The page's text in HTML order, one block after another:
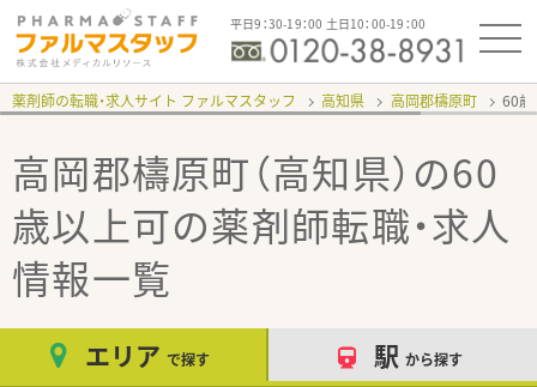
平日9：30-19：00 土日10：00-19：00
薬剤師の転職・求人サイト ファルマスタッフ 高知県 高岡郡檮原町 60
高岡郡檮原町（高知県）の60
歳以上可の薬剤師転職・求人
情報一覧
エリア で探す 駅 から探す